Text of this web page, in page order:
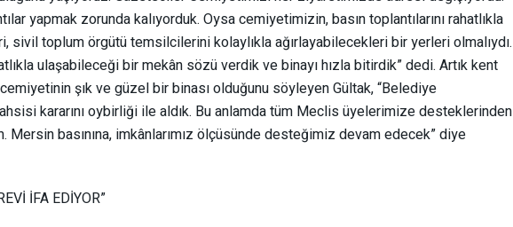
yapmak zorunda kalıyorduk. Oysa cemiyetimizin, basın toplantılarını rahatlıkla
sivil toplum örgütü temsilcilerini kolaylıkla ağırlayabilecekleri bir yerleri olmalıydı.
ulaşabileceği bir mekân sözü verdik ve binayı hızla bitirdik” dedi. Artık kent
şık ve güzel bir binası olduğunu söyleyen Gültak, “Belediye
kararını oybirliği ile aldık. Bu anlamda tüm Meclis üyelerimize desteklerinden
Mersin basınına, imkânlarımız ölçüsünde desteğimiz devam edecek” diye
İFA EDİYOR”